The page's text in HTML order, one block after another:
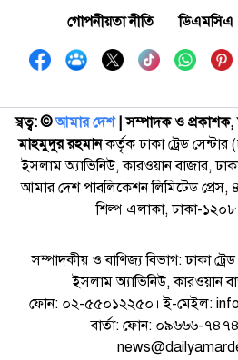
গোপনীয়তা নীতি
ডিএমসিএ
স্বত্ব: ©️আমার দেশ| সম্পাদক ও প্রকাশক,
মাহমুদুর রহমানকর্তৃক ঢাকা ট্রেড
ইসলাম অ্যাভিনিউ, কারওয়ান বাজার,
আমার দেশ পাবলিকেশন লিমিটেড
শিল্প এলাকা, ঢাকা-১২০৮
সম্পাদকীয় ও বাণিজ্য বিভাগ: ঢাকা
ইসলাম অ্যাভিনিউ, কারওয়ান
ফোন: ০২-৫৫০১২২৫০। ই-মেইল:
বার্তা: ফোন: ০৯৬৬৬-